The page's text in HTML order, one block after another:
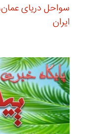
سواحل دریای
ایران